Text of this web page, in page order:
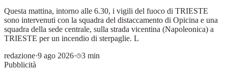
Questa mattina, intorno alle 6.30, i vigili del fuoco di TRIESTE
sono intervenuti con la squadra del distaccamento di Opicina e una
squadra della sede centrale, sulla strada vicentina (Napoleonica) a
TRIESTE per un incendio di sterpaglie. L
redazione·9 ago 2026·
3 min
Pubblicità